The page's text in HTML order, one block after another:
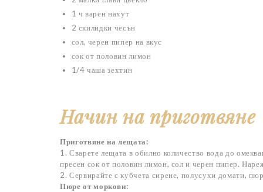
1 ч варен нахут
2 скилидки чесън
сол, черен пипер на вкус
сок от половин лимон
1/4 чаша зехтин
Начин на приготвяне
Приготвяне на лещата:
1. Сварете лещата в обилно количество вода до
пресен сок от половин лимон, сол и черен пипер.
2. Сервирайте с кубчета сирене, полусухи домати,
Пюре от моркови: